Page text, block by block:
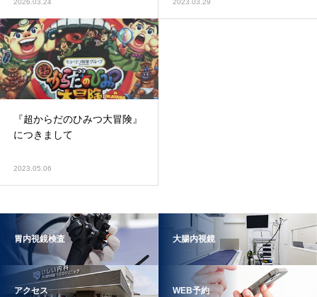
2026.03.24 2023.03.29
『超からだのひみつ大冒険』
につきまして
2023.05.06
胃内視鏡検査 大腸内視鏡
アクセス WEB予約